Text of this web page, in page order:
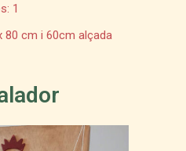
1
80 cm i 60cm alçada